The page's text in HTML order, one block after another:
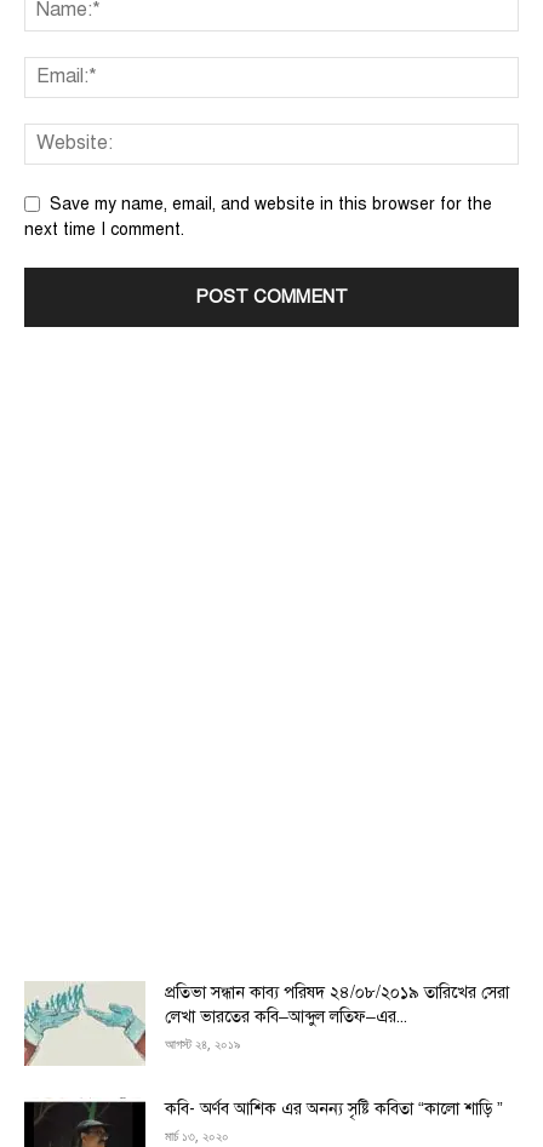
Save my name, email, and website in this browser for the
next time I comment.
প্রতিভা সন্ধান কাব্য পরিষদ ২৪/০৮/২০১৯ তারিখের সেরা
লেখা ভারতের কবি–আব্দুল লতিফ–এর...
আগস্ট ২৪, ২০১৯
কবি- অর্ণব আশিক এর অনন্য সৃষ্টি কবিতা “কালো শাড়ি ”
মার্চ ১৩, ২০২০